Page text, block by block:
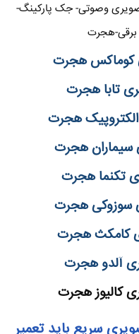
وصوتی- جک پارکینگ-
برقی-هجرت
کوماکس هجرت
تابا هجرت
هجرت
سیماران هجرت
تکنما هجرت
سوزوکی هجرت
کامکث هجرت
آلدو هجرت
کالیوز هجرت
سریع باید تعمیر